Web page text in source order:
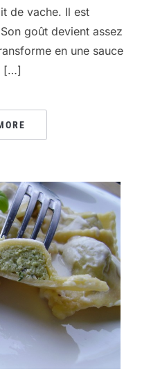
de vache. Il est
goût devient assez
en une sauce
[…]